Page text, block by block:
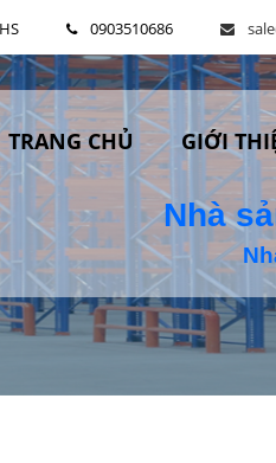
0903510686
TRANG CHỦ GIỚI
Nhà